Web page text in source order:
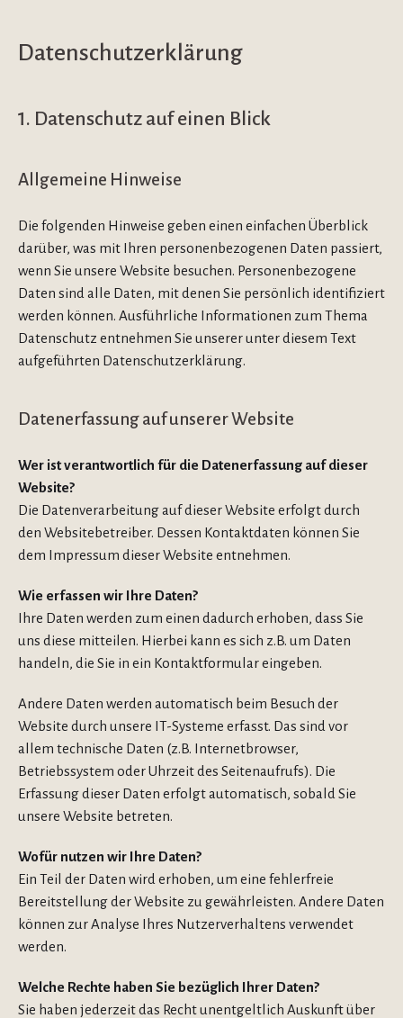
Datenschutzerklärung
1. Datenschutz auf einen Blick
Allgemeine Hinweise
Die folgenden Hinweise geben einen einfachen Überblick
darüber, was mit Ihren personenbezogenen Daten passiert,
wenn Sie unsere Website besuchen. Personenbezogene
Daten sind alle Daten, mit denen Sie persönlich identifiziert
werden können. Ausführliche Informationen zum Thema
Datenschutz entnehmen Sie unserer unter diesem Text
aufgeführten Datenschutzerklärung.
Datenerfassung auf unserer Website
Wer ist verantwortlich für die Datenerfassung auf dieser
Website?
Die Datenverarbeitung auf dieser Website erfolgt durch
den Websitebetreiber. Dessen Kontaktdaten können Sie
dem Impressum dieser Website entnehmen.
Wie erfassen wir Ihre Daten?
Ihre Daten werden zum einen dadurch erhoben, dass Sie
uns diese mitteilen. Hierbei kann es sich z.B. um Daten
handeln, die Sie in ein Kontaktformular eingeben.
Andere Daten werden automatisch beim Besuch der
Website durch unsere IT-Systeme erfasst. Das sind vor
allem technische Daten (z.B. Internetbrowser,
Betriebssystem oder Uhrzeit des Seitenaufrufs). Die
Erfassung dieser Daten erfolgt automatisch, sobald Sie
unsere Website betreten.
Wofür nutzen wir Ihre Daten?
Ein Teil der Daten wird erhoben, um eine fehlerfreie
Bereitstellung der Website zu gewährleisten. Andere Daten
können zur Analyse Ihres Nutzerverhaltens verwendet
werden.
Welche Rechte haben Sie bezüglich Ihrer Daten?
Sie haben jederzeit das Recht unentgeltlich Auskunft über